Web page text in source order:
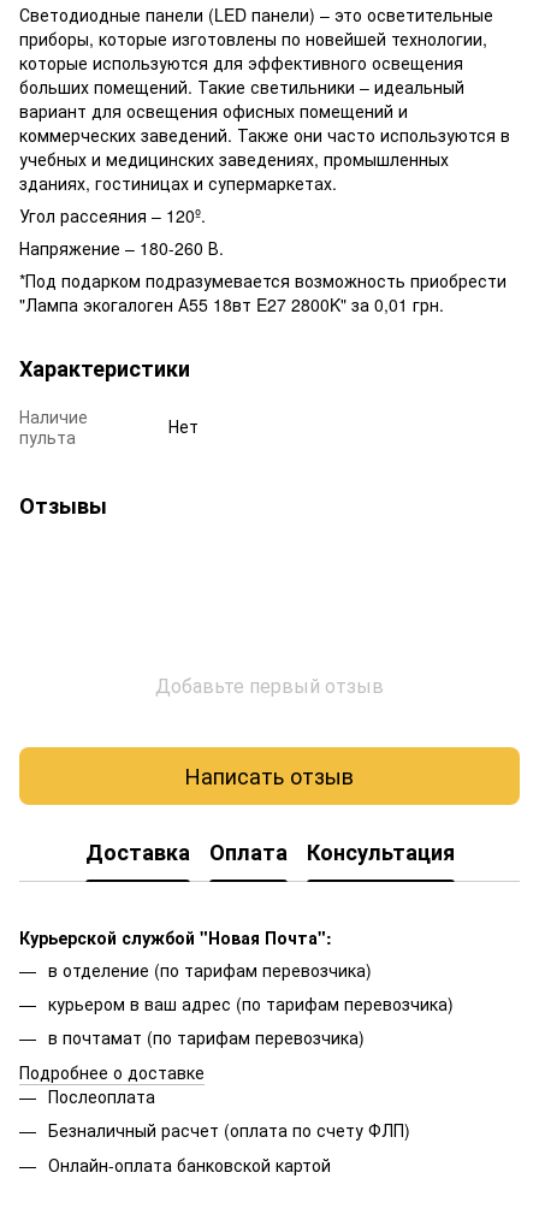
Светодиодные панели (LED панели) – это осветительные
приборы, которые изготовлены по новейшей технологии,
которые используются для эффективного освещения
больших помещений. Такие светильники – идеальный
вариант для освещения офисных помещений и
коммерческих заведений. Также они часто используются в
учебных и медицинских заведениях, промышленных
зданиях, гостиницах и супермаркетах.
Угол рассеяния – 120º.
Напряжение – 180-260 В.
*Под подарком подразумевается возможность приобрести
"Лампа экогалоген А55 18вт E27 2800K" за 0,01 грн.
Характеристики
Наличие
пульта
Нет
Отзывы
Добавьте первый отзыв
Написать отзыв
Доставка Оплата Консультация
Курьерской службой "Новая Почта":
в отделение (по тарифам перевозчика)
курьером в ваш адрес (по тарифам перевозчика)
в почтамат (по тарифам перевозчика)
Подробнее о доставке
Послеоплата
Безналичный расчет (оплата по счету ФЛП)
Онлайн-оплата банковской картой